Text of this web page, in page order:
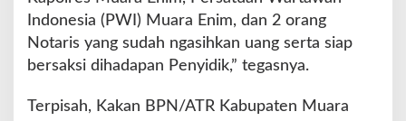
Indonesia (PWI) Muara Enim, dan 2 orang
Notaris yang sudah ngasihkan uang serta siap
bersaksi dihadapan Penyidik,” tegasnya.
Terpisah, Kakan BPN/ATR Kabupaten Muara